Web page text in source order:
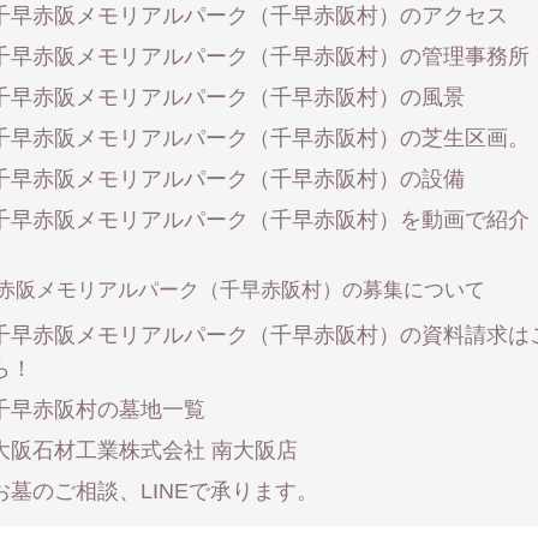
早赤阪メモリアルパーク（千早赤阪村）のアクセス
早赤阪メモリアルパーク（千早赤阪村）の管理事務所
早赤阪メモリアルパーク（千早赤阪村）の風景
早赤阪メモリアルパーク（千早赤阪村）の芝生区画。
早赤阪メモリアルパーク（千早赤阪村）の設備
早赤阪メモリアルパーク（千早赤阪村）を動画で紹介
阪メモリアルパーク（千早赤阪村）の募集について
早赤阪メモリアルパーク（千早赤阪村）の資料請求は
！
早赤阪村の墓地一覧
阪石材工業株式会社 南大阪店
墓のご相談、LINEで承ります。